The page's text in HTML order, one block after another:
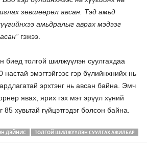
зөвшөөрөл авсан. Тэд амьд
амьдралыг аврах мэдээг
гэжээ.
биед толгой шилжүүлэн суулгахдаа
эмэгтэйгээс гэр бүлийнхнийх нь
эрхтэнг нь авсан байна. Эмч
явах, ярих гэх мэт эрүүл хүний
85 хувьтай гүйцэтгэдэг болсон байна.
ДЭЙНИС ТОЛГОЙ ШИЛЖҮҮЛЭН СУУЛГАХ АЖИЛБАР